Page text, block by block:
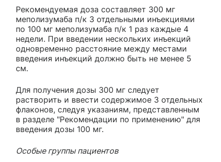
Рекомендуемая доза составляет 300 мг
меполизумаба п/к 3 отдельными инъекциями
по 100 мг меполизумаба п/к 1 раз каждые 4
недели. При введении нескольких инъекций
одновременно расстояние между местами
введения инъекций должно быть не менее 5
см.
Для получения дозы 300 мг следует
растворить и ввести содержимое 3 отдельных
флаконов, следуя указаниям, представленным
в разделе "Рекомендации по применению" для
введения дозы 100 мг.
Особые группы пациентов